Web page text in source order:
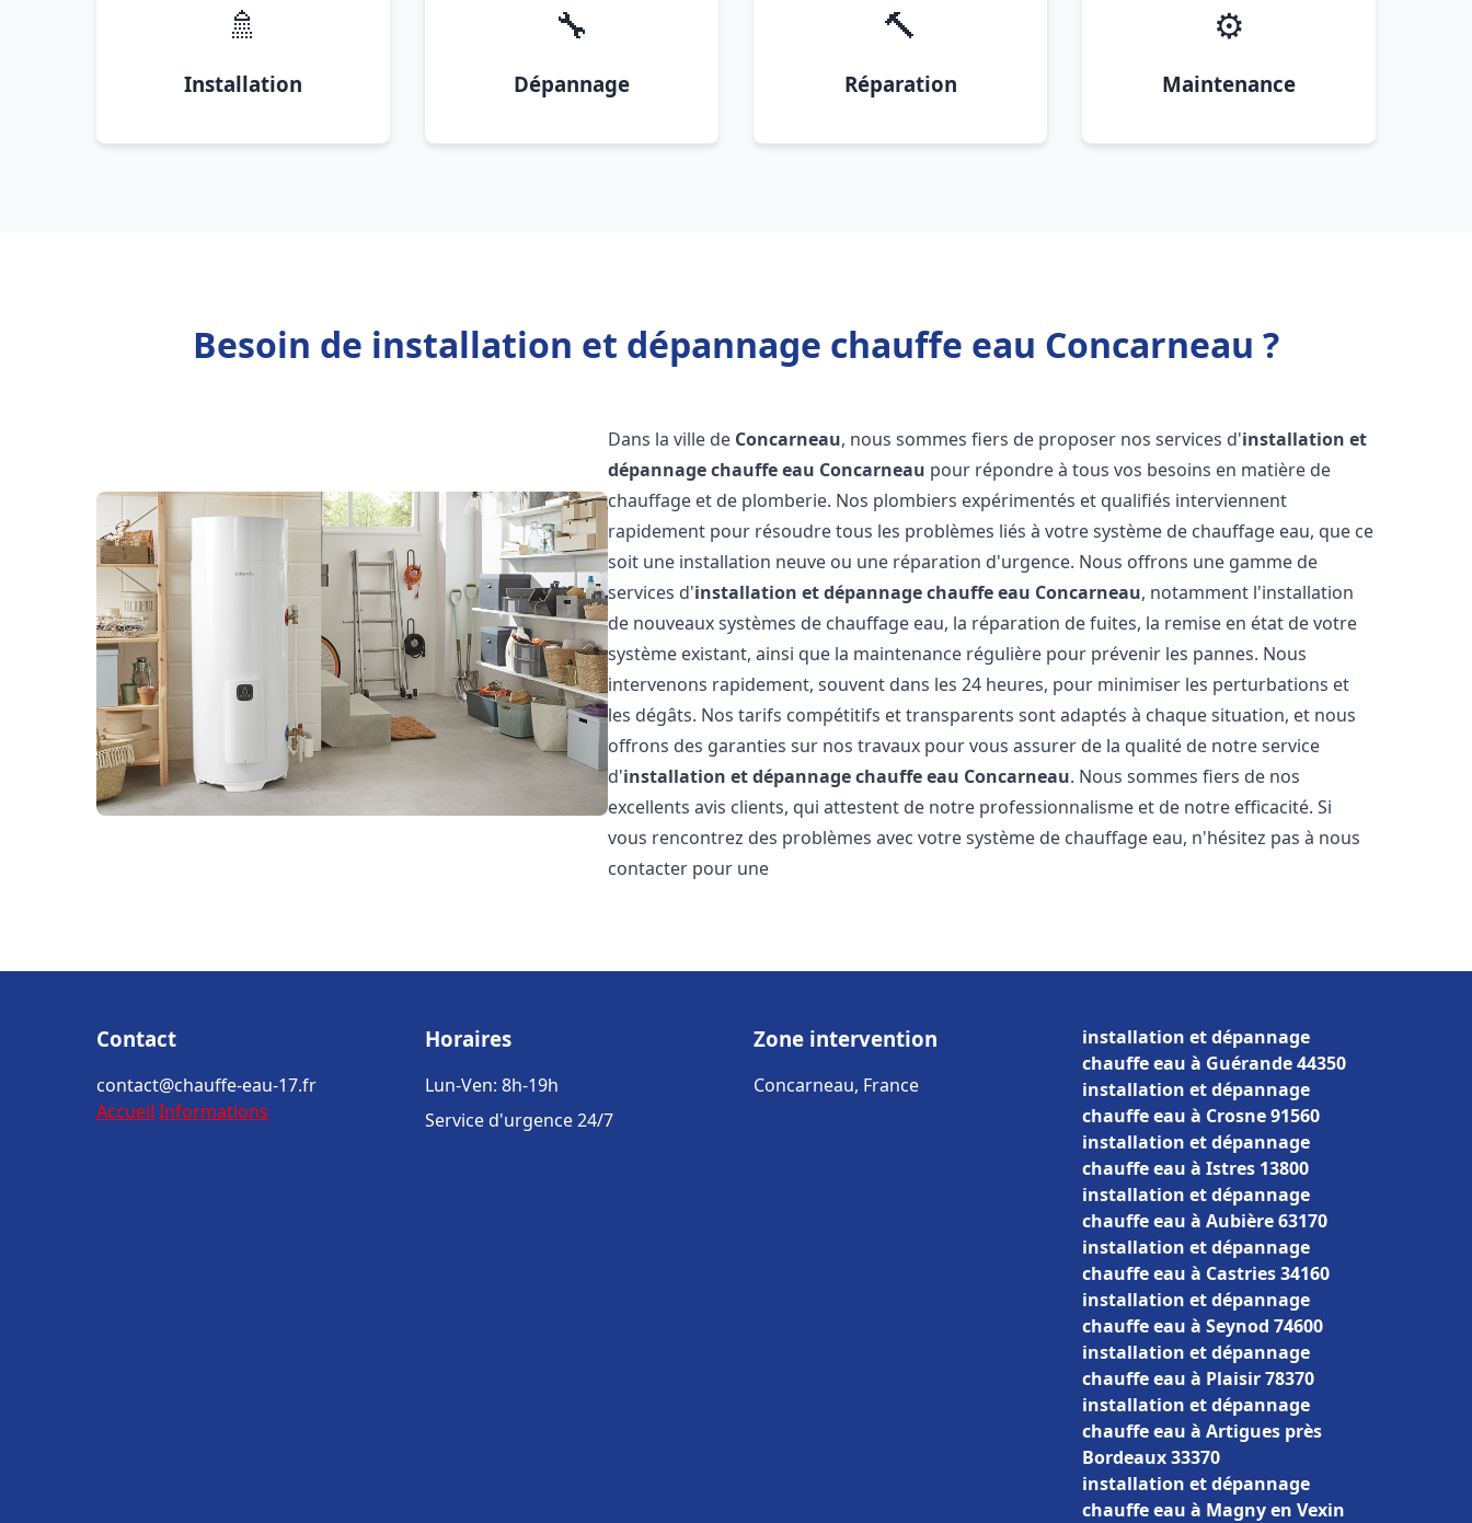
🚿
Installation
🔧
Dépannage
🔨
Réparation
⚙️
Maintenance
Besoin de installation et dépannage chauffe eau Concarneau ?
Dans la ville de Concarneau, nous sommes fiers de proposer nos services d'installation et
dépannage chauffe eau Concarneau pour répondre à tous vos besoins en matière de
chauffage et de plomberie. Nos plombiers expérimentés et qualifiés interviennent
rapidement pour résoudre tous les problèmes liés à votre système de chauffage eau, que ce
soit une installation neuve ou une réparation d'urgence. Nous offrons une gamme de
services d'installation et dépannage chauffe eau Concarneau, notamment l'installation
de nouveaux systèmes de chauffage eau, la réparation de fuites, la remise en état de votre
système existant, ainsi que la maintenance régulière pour prévenir les pannes. Nous
intervenons rapidement, souvent dans les 24 heures, pour minimiser les perturbations et
les dégâts. Nos tarifs compétitifs et transparents sont adaptés à chaque situation, et nous
offrons des garanties sur nos travaux pour vous assurer de la qualité de notre service
d'installation et dépannage chauffe eau Concarneau. Nous sommes fiers de nos
excellents avis clients, qui attestent de notre professionnalisme et de notre efficacité. Si
vous rencontrez des problèmes avec votre système de chauffage eau, n'hésitez pas à nous
contacter pour une
Contact
contact@chauffe-eau-17.fr
Accueil Informations
Horaires
Lun-Ven: 8h-19h
Service d'urgence 24/7
Zone intervention
Concarneau, France
installation et dépannage
chauffe eau à Guérande 44350
installation et dépannage
chauffe eau à Crosne 91560
installation et dépannage
chauffe eau à Istres 13800
installation et dépannage
chauffe eau à Aubière 63170
installation et dépannage
chauffe eau à Castries 34160
installation et dépannage
chauffe eau à Seynod 74600
installation et dépannage
chauffe eau à Plaisir 78370
installation et dépannage
chauffe eau à Artigues près
Bordeaux 33370
installation et dépannage
chauffe eau à Magny en Vexin